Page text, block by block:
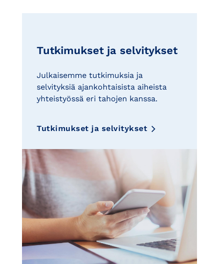
Tutkimukset ja selvitykset
Julkaisemme tutkimuksia ja
selvityksiä ajankohtaisista aiheista
yhteistyössä eri tahojen kanssa.
Tutkimukset ja selvitykset